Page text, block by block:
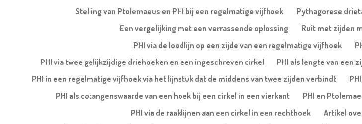
Stelling van Ptolemaeus en PHI bij een regelmatige vijfhoek
Pythagorese
Een vergelijking met een verrassende oplossing
Ruit met zijden
PHI via de loodlijn op een zijde van een regelmatige vijfhoek
PHI via twee gelijkzijdige driehoeken en een ingeschreven cirkel
PHI als lengte van een
PHI in een regelmatige vijfhoek via het lijnstuk dat de middens van twee zijden verbindt
PHI als cotangenswaarde van een hoek bij een cirkel in een vierkant
PHI en
PHI via de raaklijnen aan een cirkel in een rechthoek
Artikel